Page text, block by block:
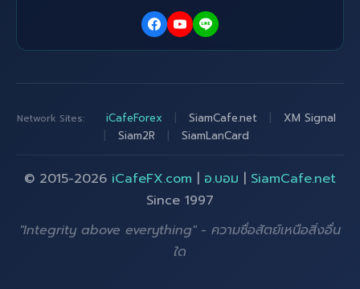
Network Sites: iCafeForex SiamCafe.net
XM Signal
Siam2R SiamLanCard
© 2015-2026 iCafeFX.com | อ.บอม | SiamCafe.net
Since 1997
"Integrity above everything" - ความซื่อสัตย์เหนือสิ่งอื่น
ใด